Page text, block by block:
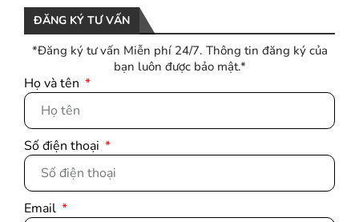
ĐĂNG KÝ TƯ VẤN
*Đăng ký tư vấn Miễn phí 24/7. Thông tin đăng ký của
bạn luôn được bảo mật.*
Họ và tên
Số điện thoại
Email